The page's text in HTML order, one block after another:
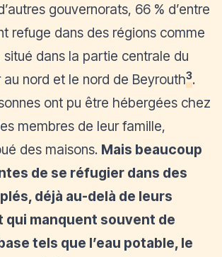
gouvernorats, 66 % d’entre
refuge dans des régions comme
situé dans la partie centrale du
nord et le nord de Beyrouth3.
ont pu être hébergées chez
membres de leur famille,
des maisons. Mais beaucoup
de se réfugier dans des
déjà au-delà de leurs
qui manquent souvent de
tels que l’eau potable, le